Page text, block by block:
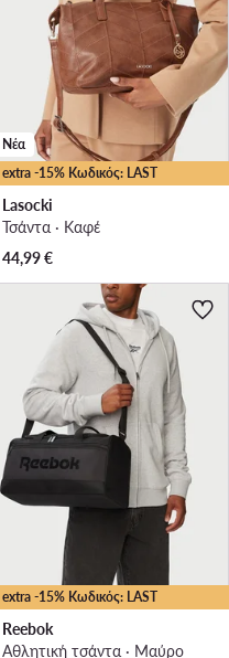
extra -15% Κωδικός: LAST
Νέα
Lasocki
Τσάντα · Καφέ
44,99€
extra -15% Κωδικός: LAST
Reebok
Αθλητική τσάντα · Μαύρο